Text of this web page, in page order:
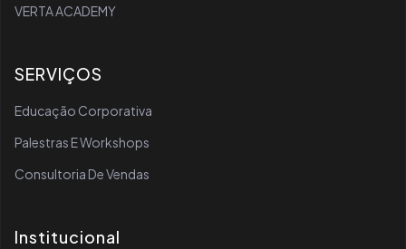
VERTA ACADEMY
SERVIÇOS
Educação Corporativa
Palestras E Workshops
Consultoria De Vendas
Institucional